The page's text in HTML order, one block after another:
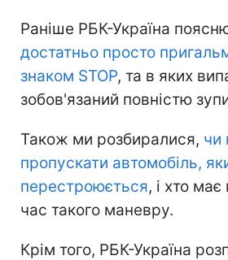
Раніше РБК-Україна
достатньо просто
знаком STOP, та в яких
зобов'язаний повністю
Також ми розбиралися, чи
пропускати автомобіль,
перестроюється, і хто
час такого маневру.
Крім того, РБК-Україна